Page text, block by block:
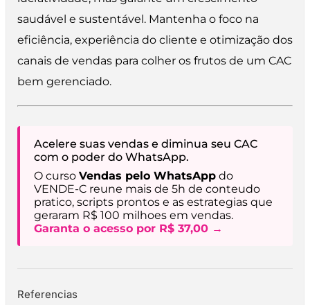
saudável e sustentável. Mantenha o foco na
eficiência, experiência do cliente e otimização dos
canais de vendas para colher os frutos de um CAC
bem gerenciado.
Acelere suas vendas e diminua seu CAC
com o poder do WhatsApp.
O curso Vendas pelo WhatsApp do
VENDE-C reune mais de 5h de conteudo
pratico, scripts prontos e as estrategias que
geraram R$ 100 milhoes em vendas.
Garanta o acesso por R$ 37,00 →
Referencias